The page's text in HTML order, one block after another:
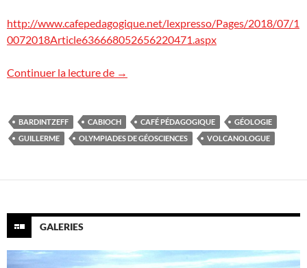
http://www.cafepedagogique.net/lexpresso/Pages/2018/07/1
0072018Article636668052656220471.aspx
Continuer la lecture de Jacques-Marie Bardintzeff : Casser
→
BARDINTZEFF CABIOCH CAFÉ PÉDAGOGIQUE
GÉOLOGIE
GUILLERME
OLYMPIADES DE GÉOSCIENCES VOLCANOLOGUE
GALERIES